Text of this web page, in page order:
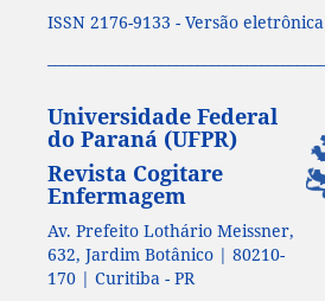
ISSN 2176-9133 - Versão eletrônica
Universidade Federal
do Paraná (UFPR)
Revista Cogitare
Enfermagem
Av. Prefeito Lothário Meissner,
632, Jardim Botânico | 80210-
170 | Curitiba - PR